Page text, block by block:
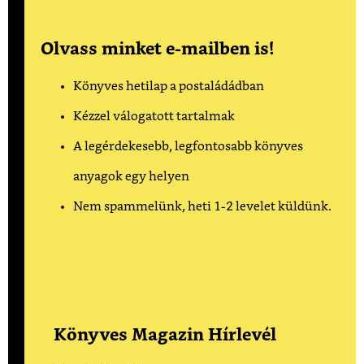
Olvass minket e-mailben is!
Könyves hetilap a postaládádban
Kézzel válogatott tartalmak
A legérdekesebb, legfontosabb könyves
anyagok egy helyen
Nem spammelünk, heti 1-2 levelet küldünk.
Könyves Magazin Hírlevél